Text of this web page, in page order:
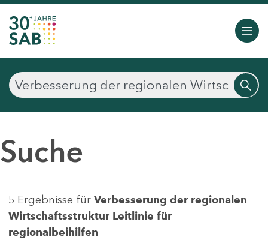
Suche
5 Ergebnisse für Verbesserung der regionalen
Wirtschaftsstruktur Leitlinie für
regionalbeihilfen